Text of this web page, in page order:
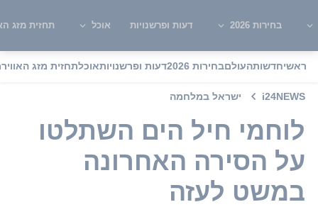
בחירות 2026 דעות ופרשנויות אוכל תחזית מזג
ראשיחדשותהעולםבחירות 2026 דעות ופרשנויותאוכלתחזית מזג האוויר
i24NEWS ישראל במלחמה
לוחמי חיל הים השתלטו
על הסירה האחרונה
במשט לעזה